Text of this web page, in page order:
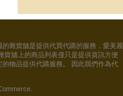
雜貨舖是提供代買代購的服務，愛美麗
貨舖上的商品列表僅只是提供資訊方便
物品提供代購服務。 因此我們作為代